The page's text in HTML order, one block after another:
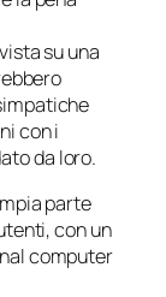
su una
con i
da loro.
parte
con un
computer